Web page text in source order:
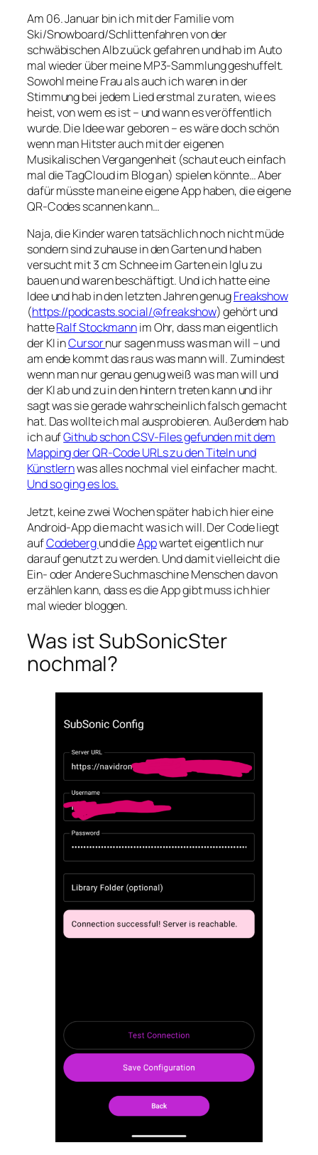
Am 06. Januar bin ich mit der Familie vom
Ski/Snowboard/Schlittenfahren von der
schwäbischen Alb zuück gefahren und hab im Auto
mal wieder über meine MP3-Sammlung geshuffelt.
Sowohl meine Frau als auch ich waren in der
Stimmung bei jedem Lied erstmal zu raten, wie es
heist, von wem es ist – und wann es veröffentlich
wurde. Die Idee war geboren – es wäre doch schön
wenn man Hitster auch mit der eigenen
Musikalischen Vergangenheit (schaut euch einfach
mal die TagCloud im Blog an) spielen könnte… Aber
dafür müsste man eine eigene App haben, die eigene
QR-Codes scannen kann…
Naja, die Kinder waren tatsächlich noch nicht müde
sondern sind zuhause in den Garten und haben
versucht mit 3 cm Schnee im Garten ein Iglu zu
bauen und waren beschäftigt. Und ich hatte eine
Idee und hab in den letzten Jahren genugFreakshow
(https://podcasts.social/@freakshow) gehört und
hatteRalf Stockmannim Ohr, dass man eigentlich
der KI inCursornur sagen muss was man will – und
am ende kommt das raus was mann will. Zumindest
wenn man nur genau genug weiß was man will und
der KI ab und zu in den hintern treten kann und ihr
sagt was sie gerade wahrscheinlich falsch gemacht
hat. Das wollte ich mal ausprobieren. Außerdem hab
ich aufGithub schon CSV-Files gefunden mit dem
Mapping der QR-Code URLs zu den Titeln und
Künstlernwas alles nochmal viel einfacher macht.
Und so ging es los.
Jetzt, keine zwei Wochen später hab ich hier eine
Android-App die macht was ich will. Der Code liegt
aufCodebergund dieAppwartet eigentlich nur
darauf genutzt zu werden. Und damit vielleicht die
Ein- oder Andere Suchmaschine Menschen davon
erzählen kann, dass es die App gibt muss ich hier
mal wieder bloggen.
Was ist SubSonicSter
nochmal?